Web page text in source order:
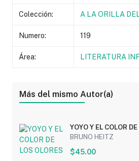
Colección: A LA ORILLA
Numero: 119
Área: LITERATURA
Más del mismo Autor(a)
YOYO Y EL COLOR
BRUNO HEITZ
$45.00